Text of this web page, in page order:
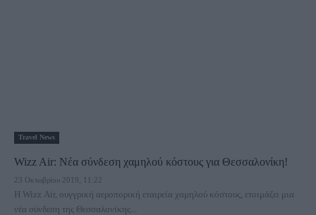
Travel News
Wizz Air: Νέα σύνδεση χαμηλού κόστους για Θεσσαλονίκη!
23 Οκτωβρίου 2019, 11:22
Η Wizz Air, ουγγρική αεροπορική εταιρεία χαμηλού κόστους, ετοιμάζει μια
νέα σύνδεση της Θεσσαλονίκης...